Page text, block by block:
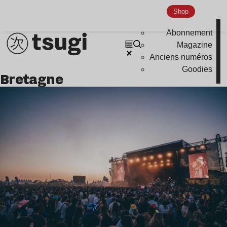
Shop
Abonnement
Magazine
Anciens numéros
Goodies
bretagne